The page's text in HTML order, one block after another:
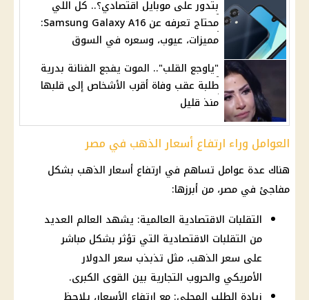
بتدور على موبايل اقتصادي؟.. كل اللي
محتاج تعرفه عن Samsung Galaxy A16:
مميزات، عيوب، وسعره في السوق
"ياوجع القلب".. الموت يفجع الفنانة بدرية
طلبة عقب وفاة أقرب الأشخاص إلى قلبها
منذ قليل
العوامل وراء ارتفاع أسعار الذهب في مصر
هناك عدة عوامل تساهم في ارتفاع أسعار الذهب بشكل
مفاجئ في مصر، من أبرزها:
التقلبات الاقتصادية العالمية: يشهد العالم العديد
من التقلبات الاقتصادية التي تؤثر بشكل مباشر
على سعر الذهب، مثل تذبذب سعر الدولار
الأمريكي والحروب التجارية بين القوى الكبرى.